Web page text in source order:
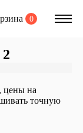
0
цены на
точную